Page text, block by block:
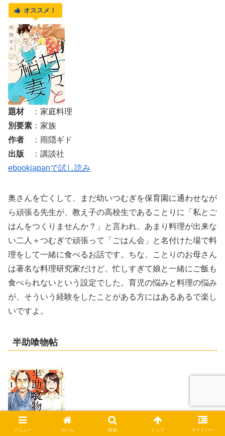
オススメ！
題材
：家庭料理
別要素 ：家族
作者
：雨隠ギド
出版
：講談社
ebookjapanで試し読み
奥さんを亡くして、まだ幼いつむぎを保育園に通わせなが
ら頑張る先生が、教え子の高校生であることりに「私とご
はんをつくりませんか？」と言われ、あまり料理が出来な
い二人＋つむぎで頑張って「ごはん会」と名付けた場で料
理をして一緒に食べるお話です。ちな、ことりのお母さん
は著名な料理研究家だけど、忙しすぎて娘と一緒にご飯も
食べられないという設定でした。育児の悩みと料理の悩み
が、そういう経験をしたことがある方にはあるあるで楽し
いですよ。
半助喰物帖
メニュー ホーム 検索 トップ サイドバー